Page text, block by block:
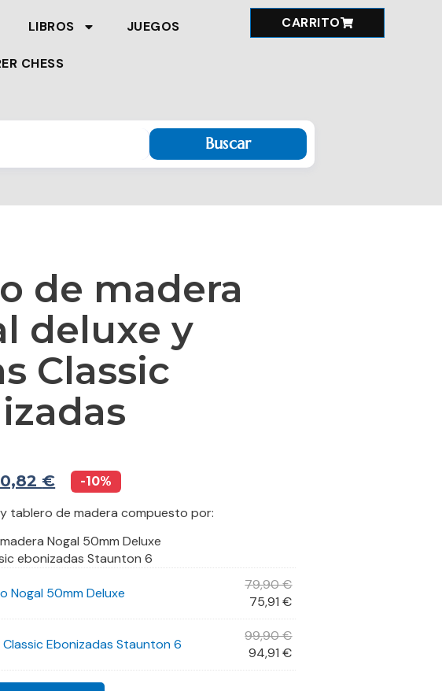
LIBROS JUEGOS
CHESS
CARRITO
Buscar
de madera
deluxe y
Classic
€ -10%
tablero de madera compuesto por:
Nogal 50mm Deluxe
ebonizadas Staunton 6
Nogal 50mm Deluxe
79,90€
75,91€
Classic Ebonizadas Staunton 6
99,90€
94,91€